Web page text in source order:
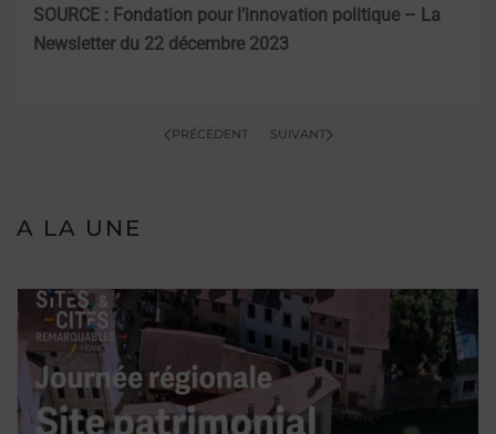
SOURCE : Fondation pour l’innovation politique – La
Newsletter du 22 décembre 2023
PRÉCÉDENT SUIVANT
A LA UNE